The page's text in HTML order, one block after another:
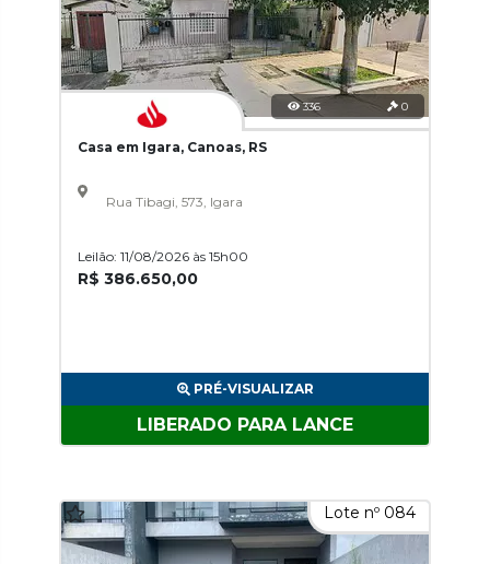
336 0
Casa em Igara, Canoas, RS
Rua Tibagi, 573, Igara
Leilão: 11/08/2026 às 15h00
R$ 386.650,00
PRÉ-VISUALIZAR
LIBERADO PARA LANCE
Lote nº 084